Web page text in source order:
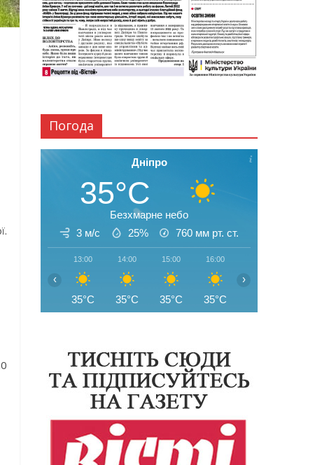
Погода
Дніпро
35°C
Безхмарне небо
3 м/с
25% 760 мм рт. ст.
13:00
35°C
14:00
35°C
15:00
35°C
16:00
35°C
‹ ›